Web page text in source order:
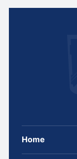
Home